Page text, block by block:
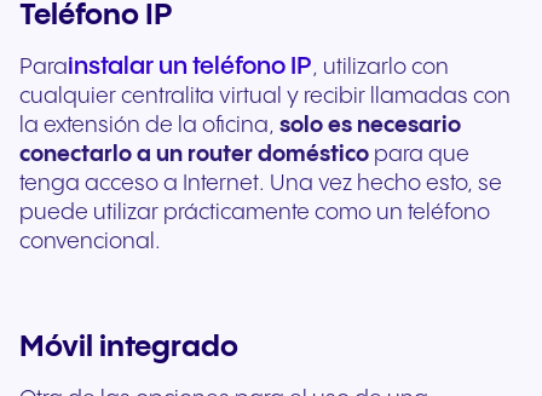
Teléfono IP
Parainstalar un teléfono IP, utilizarlo con
cualquier centralita virtual y recibir llamadas con
la extensión de la oficina, solo es necesario
conectarlo a un router doméstico para que
tenga acceso a Internet. Una vez hecho esto, se
puede utilizar prácticamente como un teléfono
convencional.
Móvil integrado